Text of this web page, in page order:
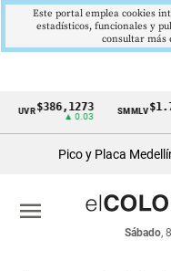
Cintillo
económicos
Colombia
$386,1273
▲ 0.03
SMMLV
Pico y Placa
Sábado,
menu
Este portal emplea cookies
estadísticos, funcionales y
consultar más